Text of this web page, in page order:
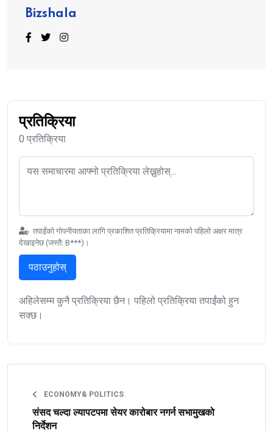
Bizshala
प्रतिक्रिया
0 प्रतिक्रिया
तपाईंको गोपनीयताका लागि प्रकाशित प्रतिक्रियामा नामको पहिलो अक्षर मात्र
देखाइनेछ (जस्तै: B***)।
पठाउनुहोस्
अहिलेसम्म कुनै प्रतिक्रिया छैन। पहिलो प्रतिक्रिया तपाईंको हुन
सक्छ।
ECONOMY& POLITICS
संसद चल्दा ल्यापटपमा सेयर कारोबार नगर्न सभामुखको
निर्देशन